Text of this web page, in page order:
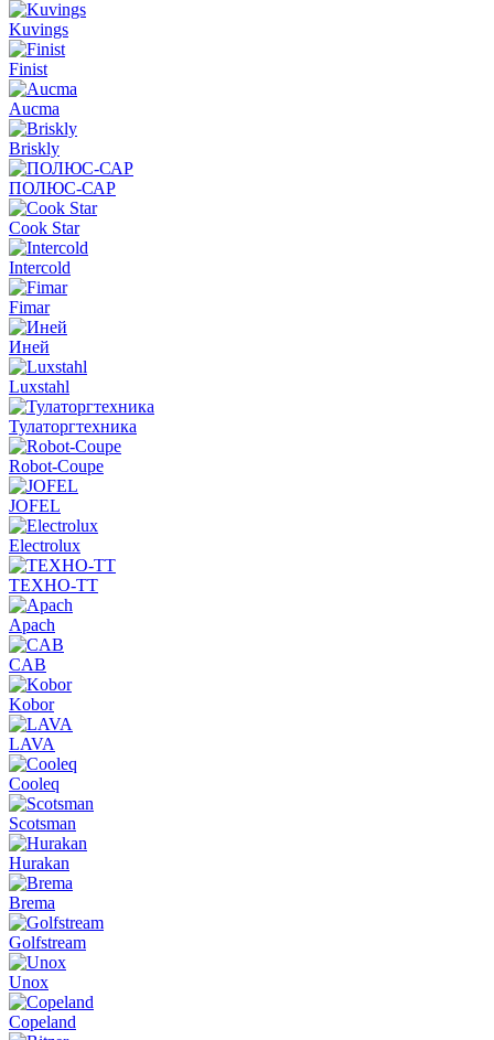
Kuvings
Finist
Aucma
Briskly
ПОЛЮС-САР
Cook Star
Intercold
Fimar
Иней
Luxstahl
Тулаторгтехника
Robot-Coupe
JOFEL
Electrolux
ТЕХНО-ТТ
Apach
CAB
Kobor
LAVA
Cooleq
Scotsman
Hurakan
Brema
Golfstream
Unox
Copeland